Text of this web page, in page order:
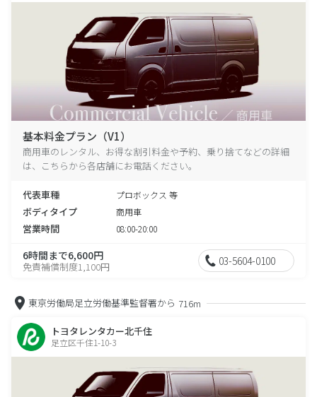
基本料金プラン（V1）
商用車のレンタル、お得な割引料金や予約、乗り捨てなどの詳細
は、こちらから各店舗にお電話ください。
代表車種 プロボックス 等
ボディタイプ 商用車
営業時間 08:00-20:00
6時間まで6,600円
免責補償制度1,100円 03-5604-0100
東京労働局足立労働基準監督署から 716m
トヨタレンタカー北千住
足立区千住1-10-3